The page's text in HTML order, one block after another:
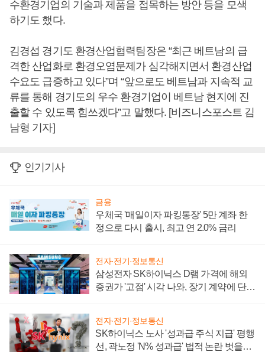
수환경기업의 기술과 제품을 접목하는 방안 등을 모색
하기도 했다.
김경섭 경기도 환경산업협력팀장은 “최근 베트남의 급
격한 산업화로 환경오염문제가 심각해지면서 환경산업
수요도 급증하고 있다”며 “앞으로도 베트남과 지속적 교
류를 통해 경기도의 우수 환경기업이 베트남 현지에 진
출할 수 있도록 힘쓰겠다”고 말했다. [비즈니스포스트 김
남형 기자]
인기기사
금융
우체국 '매일이자 파킹통장' 5만 계좌 한
정으로 다시 출시, 최고 연 2.0% 금리
전자·전기·정보통신
삼성전자 SK하이닉스 D램 가격에 해외
증권가 '고점' 시각 나와, 장기 계약에 단점
전자·전기·정보통신
SK하이닉스 노사 '성과급 주식 지급' 평행
선, 곽노정 'N% 성과급' 법적 논란 벗을지